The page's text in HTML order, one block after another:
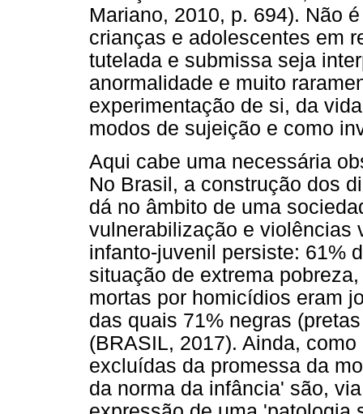
Mariano, 2010, p. 694). Não
crianças e adolescentes em
tutelada e submissa seja
anormalidade e muito
experimentação de si, da
modos de sujeição e como
Aqui cabe uma necessária
No Brasil, a construção dos
dá no âmbito de uma
vulnerabilização e violências
infanto-juvenil persiste: 61%
situação de extrema
mortas por homicídios eram
das quais 71% negras
(BRASIL, 2017). Ainda,
excluídas da promessa da
da norma da infância' são,